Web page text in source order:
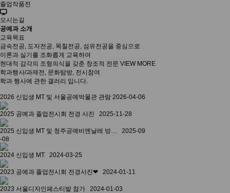
졸업작품전
오시는길
공예과 소개
교육목표
금속전공, 도자전공, 목칠전공, 섬유전공을 중심으로
이론과 실기를 조화롭게 교육하여
현대적 감각의 조형의식을 갖춘 창조적 전문 VIEW MORE
학과행사/과제전, 문화탐방, 전시참여
학과 행사에 관한 갤러리 입니다.
2026 신입생 MT 및 서울공예박물관 관람 2026-04-06
2025 공예과 졸업전시회 전경 사진 2025-11-28
2025 신입생 MT 및 청주공예비엔날레 방…
2025-09
-08
2024 신입생 MT 2024-03-25
2023 공예과 졸업전시회 전경사진❤ 2024-01-11
2023 서울디자인페스티발 참가 2024-01-03